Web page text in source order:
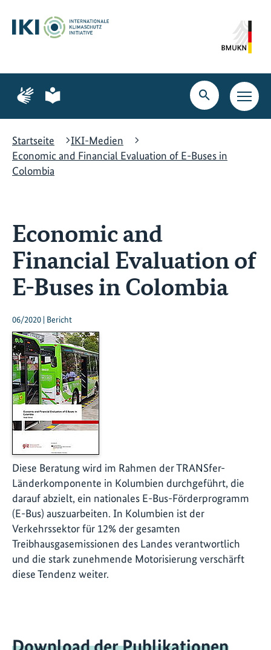
Hauptinhalt
springen
Suche
springen
Hauptnavigation
springen
Zur
Seite
Gebärdensprache
Zur
Seite
leichte
Suche
öffnen
Startseite
IKI-Medien
Economic and Financial Evaluation of E-Buses in
Colombia
Economic and
Financial Evaluation of
E-Buses in Colombia
06/2020 | Bericht
Diese Beratung wird im Rahmen der TRANSfer-
Länderkomponente in Kolumbien durchgeführt, die
darauf abzielt, ein nationales E-Bus-Förderprogramm
(E-Bus) auszuarbeiten. In Kolumbien ist der
Verkehrssektor für 12% der gesamten
Treibhausgasemissionen des Landes verantwortlich
und die stark zunehmende Motorisierung verschärft
diese Tendenz weiter.